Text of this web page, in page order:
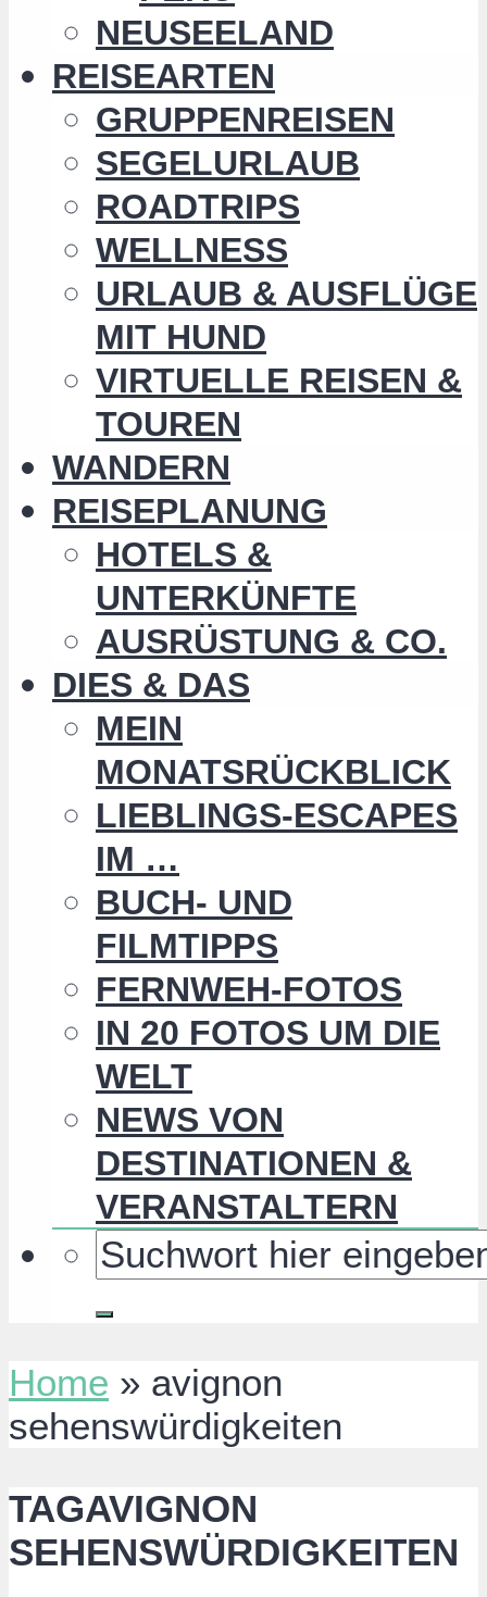
NEUSEELAND
REISEARTEN
GRUPPENREISEN
SEGELURLAUB
ROADTRIPS
WELLNESS
URLAUB & AUSFLÜGE
MIT HUND
VIRTUELLE REISEN &
TOUREN
WANDERN
REISEPLANUNG
HOTELS &
UNTERKÜNFTE
AUSRÜSTUNG & CO.
DIES & DAS
MEIN
MONATSRÜCKBLICK
LIEBLINGS-ESCAPES
IM …
BUCH- UND
FILMTIPPS
FERNWEH-FOTOS
IN 20 FOTOS UM DIE
WELT
NEWS VON
DESTINATIONEN &
VERANSTALTERN
Home » avignon
sehenswürdigkeiten
TAGAVIGNON
SEHENSWÜRDIGKEITEN